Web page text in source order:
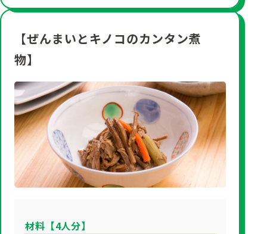
【ぜんまいとキノコのカンタン煮
物】
材料【4人分】